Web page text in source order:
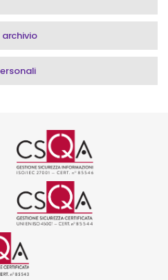
ISO 9001
Logo
ISO 37001
Logo
ISO